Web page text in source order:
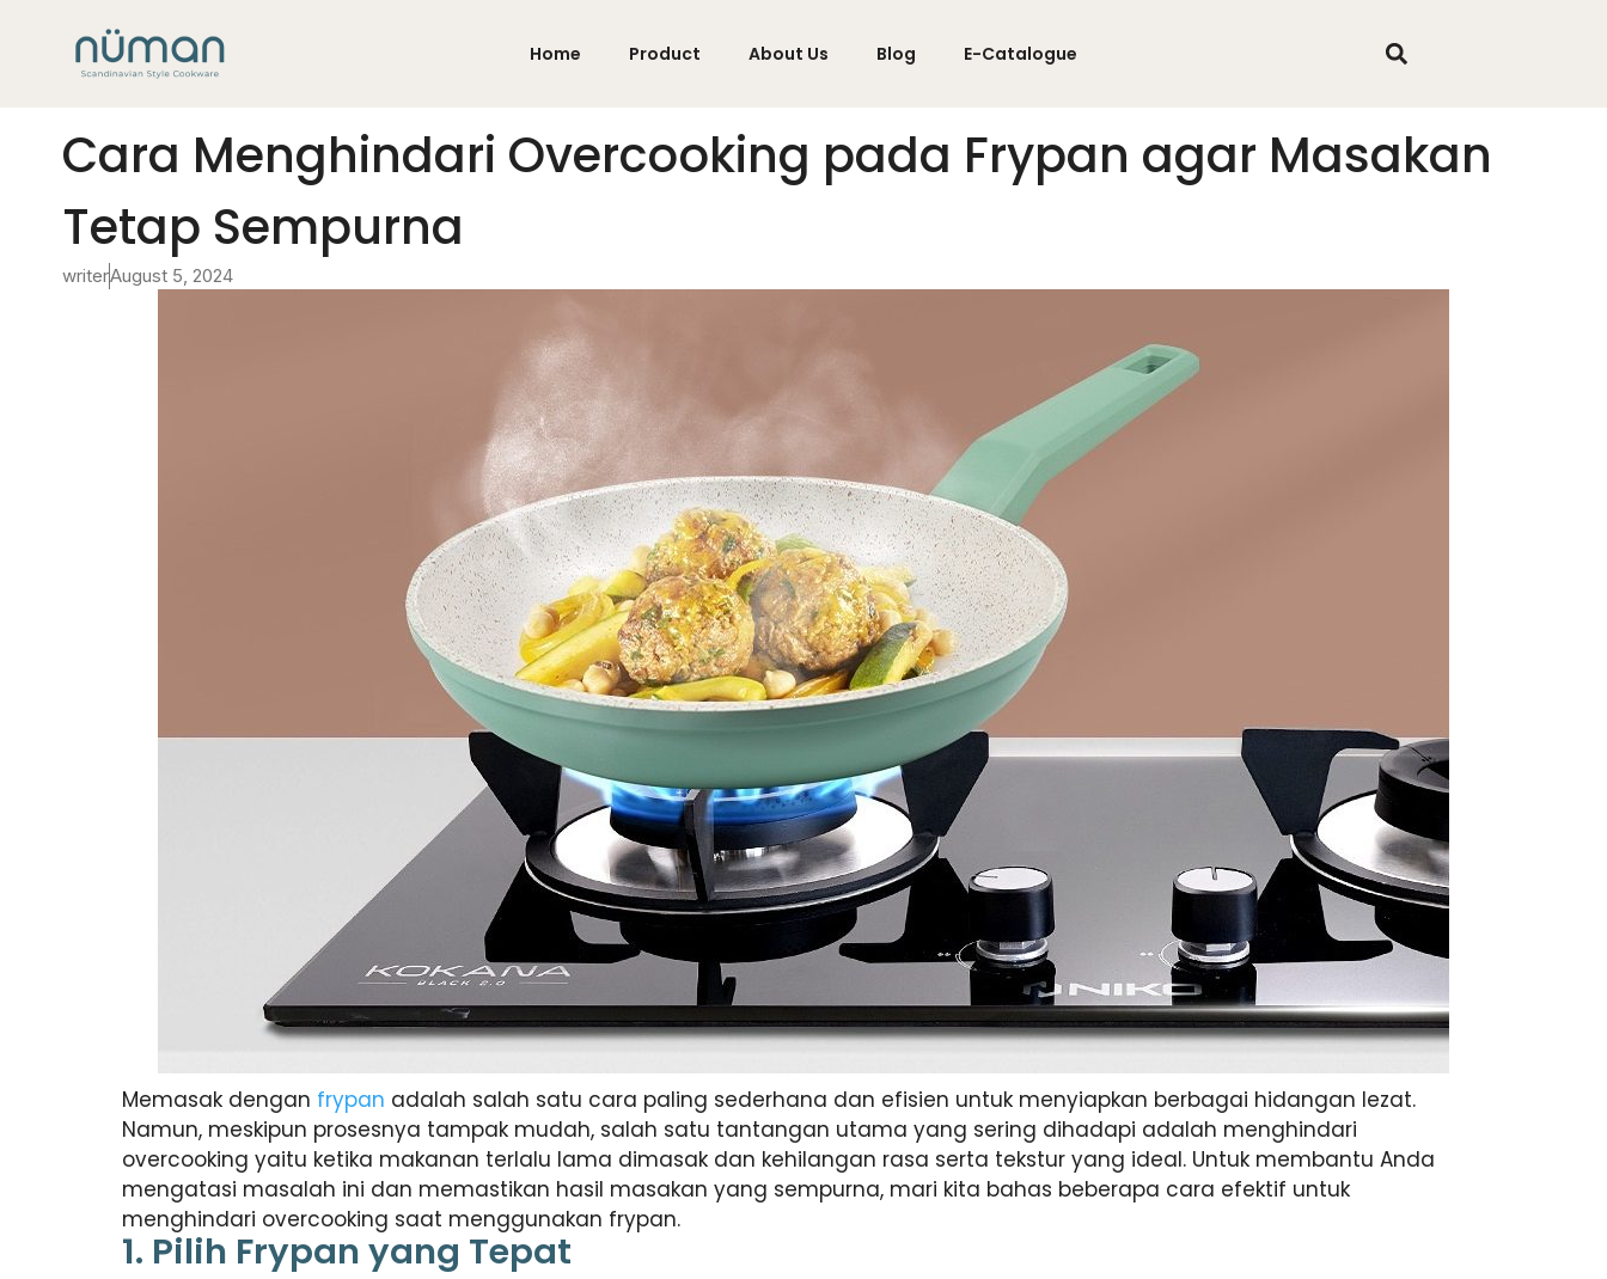
Home Product About Us Blog E-Catalogue
Cara Menghindari Overcooking pada Frypan agar Masakan
Tetap Sempurna
writerAugust 5, 2024
Memasak dengan frypan adalah salah satu cara paling sederhana dan efisien untuk menyiapkan berbagai hidangan lezat.
Namun, meskipun prosesnya tampak mudah, salah satu tantangan utama yang sering dihadapi adalah menghindari
overcooking yaitu ketika makanan terlalu lama dimasak dan kehilangan rasa serta tekstur yang ideal. Untuk membantu Anda
mengatasi masalah ini dan memastikan hasil masakan yang sempurna, mari kita bahas beberapa cara efektif untuk
menghindari overcooking saat menggunakan frypan.
1. Pilih Frypan yang Tepat